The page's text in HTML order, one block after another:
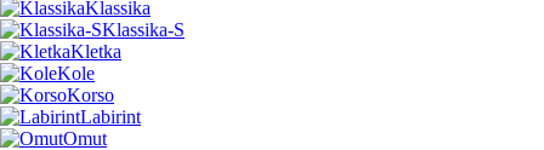
Klassika
Klassika-S
Kletka
Kole
Korso
Labirint
Omut